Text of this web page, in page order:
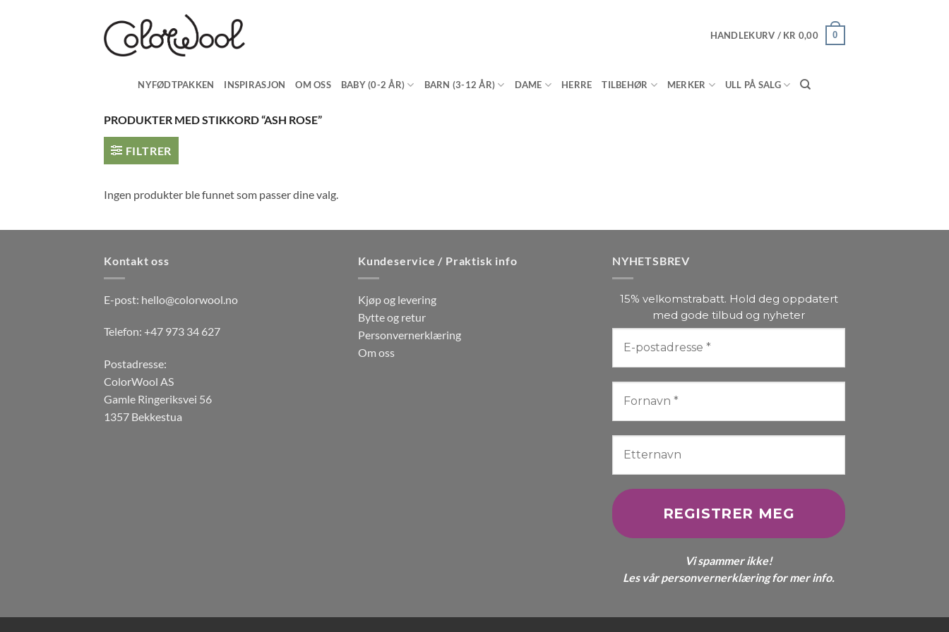
HANDLEKURV / KR 0,00 0
NYFØDTPAKKEN INSPIRASJON OM OSS BABY (0-2 ÅR) BARN (3-12 ÅR) DAME HERRE TILBEHØR MERKER ULL PÅ SALG
PRODUKTER MED STIKKORD “ASH ROSE”
FILTRER
Ingen produkter ble funnet som passer dine valg.
Kontakt oss
E-post: hello@colorwool.no
Telefon: +47 973 34 627
Postadresse:
ColorWool AS
Gamle Ringeriksvei 56
1357 Bekkestua
Kundeservice / Praktisk info
Kjøp og levering
Bytte og retur
Personvernerklæring
Om oss
NYHETSBREV
15% velkomstrabatt. Hold deg oppdatert
med gode tilbud og nyheter
Vi spammer ikke!
Les vårpersonvernerklæringfor mer info.